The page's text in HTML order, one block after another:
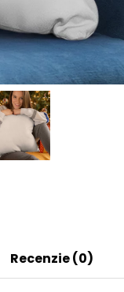
Recenzie (0)